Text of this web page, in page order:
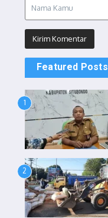
Featured Posts
1
2